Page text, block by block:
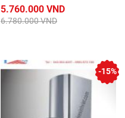
5.760.000 VND
6.780.000 VND
-15%